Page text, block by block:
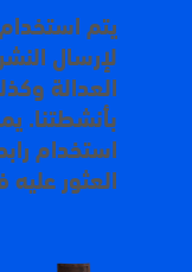
يتم
لإرسال
العدالة
بأنشطتنا.
استخدام
العثور